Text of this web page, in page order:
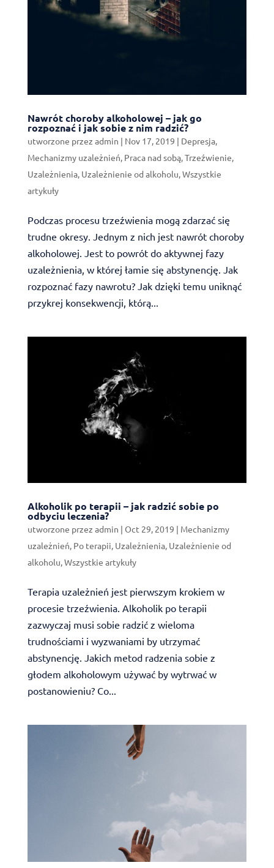
Nawrót choroby alkoholowej – jak go
rozpoznać i jak sobie z nim radzić?
utworzone przez admin | Nov 17, 2019 | Depresja,
Mechanizmy uzależnień, Praca nad sobą,Trzeźwienie,
Uzależnienia, Uzależnienie od alkoholu,Wszystkie
artykuły
Podczas procesu trzeźwienia mogą zdarzać się
trudne okresy. Jednym z nich jest nawrót choroby
alkoholowej. Jest to powrót do aktywnej fazy
uzależnienia, w której łamie się abstynencję. Jak
rozpoznać fazy nawrotu? Jak dzięki temu uniknąć
przykrej konsekwencji, którą...
Alkoholik po terapii – jak radzić sobie po
odbyciu leczenia?
utworzone przez admin | Oct 29, 2019 | Mechanizmy
uzależnień Po terapii Uzależnienia, Uzależnienie od
alkoholu Wszystkie artykuły
Terapia uzależnień jest pierwszym krokiem w
procesie trzeźwienia. Alkoholik po terapii
zazwyczaj musi sobie radzić z wieloma
trudnościami i wyzwaniami by utrzymać
abstynencję. Jakich metod radzenia sobie z
głodem alkoholowym używać by wytrwać w
postanowieniu? Co...